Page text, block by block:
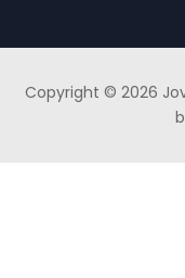
Copyright © 2026